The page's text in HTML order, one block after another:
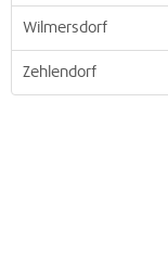
Wilmersdorf
Zehlendorf